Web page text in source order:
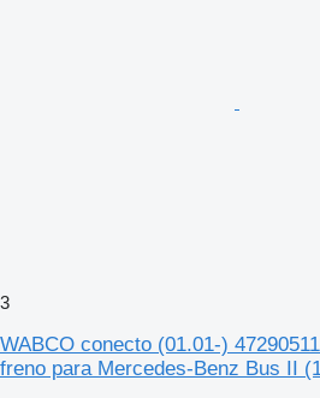
3
WABCO conecto (01.01-)
freno para Mercedes-Benz Bus II